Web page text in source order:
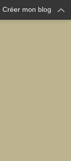
Créer mon blog